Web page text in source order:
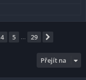
4 5 29
Přejít na